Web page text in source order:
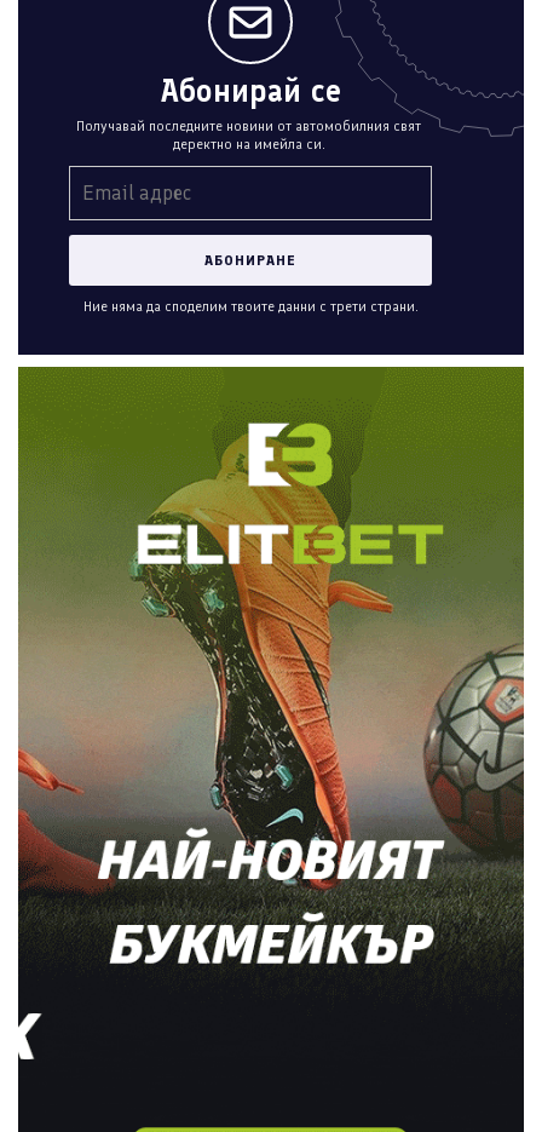
Абонирай се
Получавай последните новини от автомобилния свят
деректно на имейла си.
Ние няма да споделим твоите данни с трети страни.